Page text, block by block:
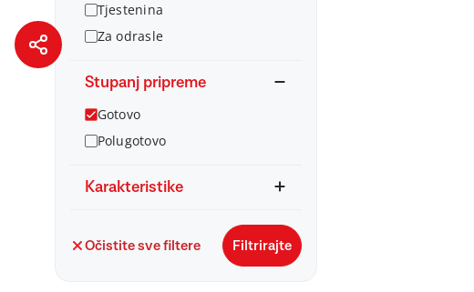
Tjestenina
Za odrasle
Stupanj pripreme
Gotovo
Polugotovo
Karakteristike
Očistite sve filtere Filtrirajte